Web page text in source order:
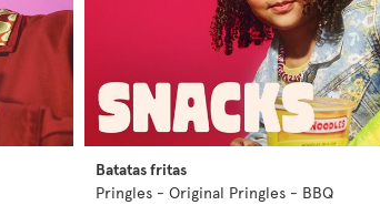
Batatas fritas
Pringles - Original Pringles - BBQ